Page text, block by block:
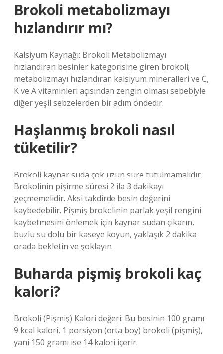
Brokoli metabolizmayı
hızlandırır mı?
Kalsiyum Kaynağı: Brokoli Metabolizmayı
hızlandıran besinler kategorisine giren brokoli;
metabolizmayı hızlandıran kalsiyum mineralleri ve C,
K ve A vitaminleri açısından zengin olması sebebiyle
diğer yeşil sebzelerden bir adım öndedir.
Haşlanmış brokoli nasıl
tüketilir?
Brokoli kaynar suda çok uzun süre tutulmamalıdır.
Brokolinin pişirme süresi 2 ila 3 dakikayı
geçmemelidir. Aksi takdirde besin değerini
kaybedebilir. Pişmiş brokolinin parlak yeşil rengini
kaybetmesini önlemek için kaynar sudan çıkarın,
buzlu su dolu bir kaseye koyun, yaklaşık 2 dakika
orada bekletin ve şoklayın.
Buharda pişmiş brokoli kaç
kalori?
Brokoli (Pişmiş) Kalori değeri: Bu besinin 100 gramı
9 kcal kalori, 1 porsiyon (orta boy) brokoli (pişmiş),
yani 150 gramı ise 14 kalori içerir.